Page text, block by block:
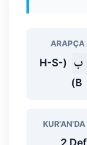
ARAPÇA
(H-S-
B)
KUR'AN'DA
2